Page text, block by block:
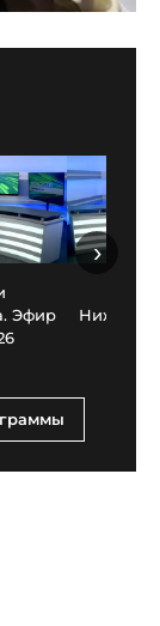
Эфир
›